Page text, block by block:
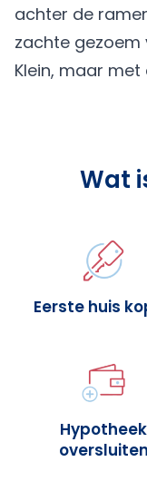
achter de
zachte gezoem
Klein, maar
Wat
Eerste huis
Hypotheek
oversluiten